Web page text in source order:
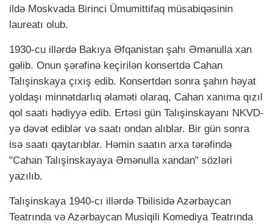
ildə Moskvada Birinci Ümumittifaq müsabiqəsinin
laureatı olub.
1930-cu illərdə Bakıya Əfqanistan şahı Əmənulla xan
gəlib. Onun şərəfinə keçirilən konsertdə Cahan
Talışinskaya çıxış edib. Konsertdən sonra şahın həyat
yoldaşı minnətdarlıq əlaməti olaraq, Cahan xanıma qızıl
qol saatı hədiyyə edib. Ertəsi gün Talışinskayanı NKVD-
yə dəvət ediblər və saatı ondan alıblar. Bir gün sonra
isə saatı qaytarıblar. Həmin saatın arxa tərəfində
"Cahan Talışinskayaya Əmənulla xandan" sözləri
yazılıb.
Talışinskaya 1940-cı illərdə Tbilisidə Azərbaycan
Teatrında və Azərbaycan Musiqili Komediya Teatrında